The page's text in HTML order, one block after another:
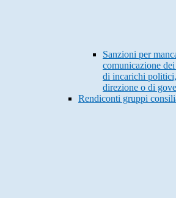
Sanzioni per
comunicazione
di incarichi
direzione o di
Rendiconti gruppi